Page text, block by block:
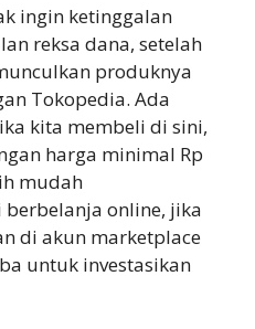
ingin ketinggalan
reksa dana, setelah
produknya
Tokopedia. Ada
kita membeli di sini,
harga minimal Rp
mudah
online, jika
di akun marketplace
untuk investasikan